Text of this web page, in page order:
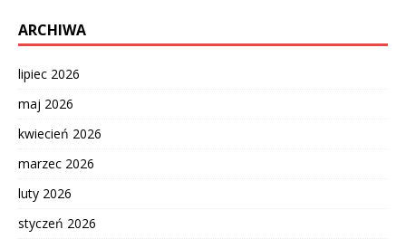
ARCHIWA
lipiec 2026
maj 2026
kwiecień 2026
marzec 2026
luty 2026
styczeń 2026